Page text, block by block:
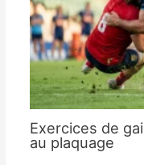
Exercices de
au plaquage